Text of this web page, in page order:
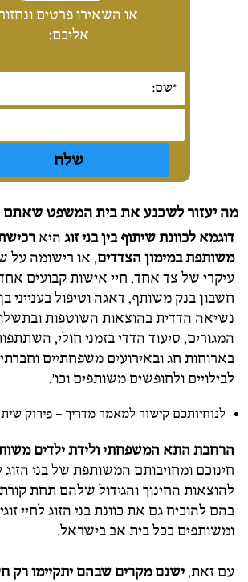
או השאירו פרטים ונחזור
אליכם:
מה יעזור לשכנע את בית המשפט שאתם
דוגמא לכוונת שיתוף בין בני זוג היא
משותפת במימון הצדדים, או רישומה על
עיקרי של צד אחד, חיי אישות קבועים
חשבון בנק משותף, דאגה וטיפול בענייני
נשיאה הדדית בהוצאות השוטפות
המגורים, סיעוד הדדי בזמני חולי,
בארוחות חג ובאירועים משפחתיים
לבילויים ולחופשים משותפים וכו'.
לנוחיותכם קישור למאמר מדריך – פירוק
הרחבת התא המשפחתי ולידת ילדים
חינוכם ומחויבותם המשותפת של בני הזוג
להוצאות החינוך והגידול שלהם תחת
בהם להוכיח גם את כוונת בני הזוג לחיי
ומשותפים ככל בית אב בישראל.
עם זאת,ישנם מקרים שבהם יתקיימו רק